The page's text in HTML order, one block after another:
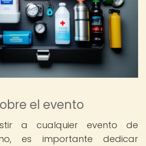
el evento
a cualquier evento de
es importante dedicar